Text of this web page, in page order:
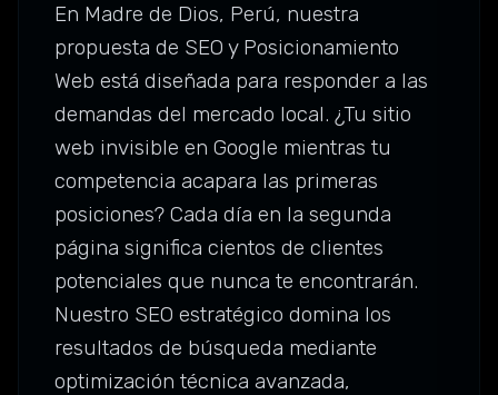
En Madre de Dios, Perú, nuestra
propuesta de SEO y Posicionamiento
Web está diseñada para responder a las
demandas del mercado local. ¿Tu sitio
web invisible en Google mientras tu
competencia acapara las primeras
posiciones? Cada día en la segunda
página significa cientos de clientes
potenciales que nunca te encontrarán.
Nuestro SEO estratégico domina los
resultados de búsqueda mediante
optimización técnica avanzada,